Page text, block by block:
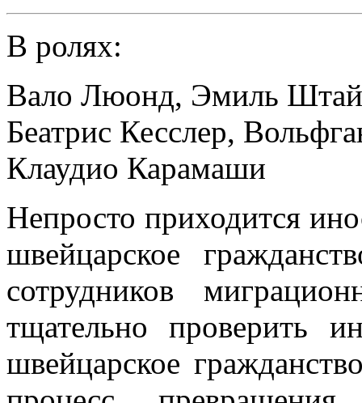
В ролях:
Вало Люонд, Эмиль
Беатрис Кесслер,
Клаудио Карамаши
Непросто приходится
швейцарское
сотрудников
тщательно проверить
швейцарское